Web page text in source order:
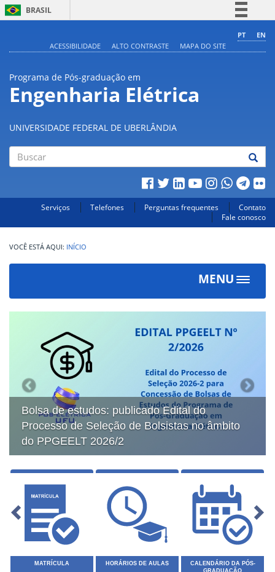
BRASIL
Comunica BR
Acesso à informação
Legislação
PT
EN
ACESSIBILIDADE
ALTO CONTRASTE MAPA DO SITE
Programa de Pós-graduação em
Engenharia Elétrica
UNIVERSIDADE FEDERAL DE UBERLÂNDIA
Serviços Telefones Perguntas frequentes
Contato
Fale conosco
INÍCIO
MENU
Toggle
publicado Edital do
Seleção de Bolsistas no âmbito
2026/2
Ingresso:
Seleção de
MATRÍCULA HORÁRIOS DE AULAS
CALENDÁRIO DA PÓS-